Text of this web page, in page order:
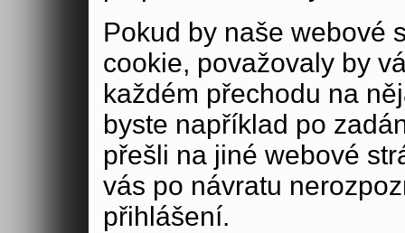
Pokud by naše webové
cookie, považovaly by
každém přechodu na
byste například po
přešli na jiné webové
vás po návratu
přihlášení.